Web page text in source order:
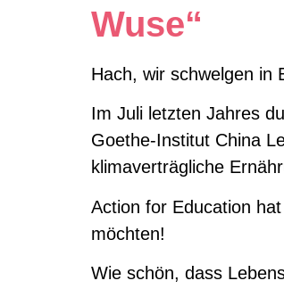
Wuse“
Hach, wir schwelgen in
Im Juli letzten Jahres
Goethe-Institut China
klimaverträgliche
Action for Education
möchten!
Wie schön, dass